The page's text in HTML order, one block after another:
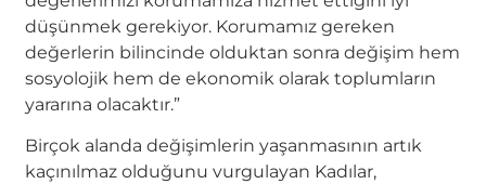
düşünmek gerekiyor. Korumamız gereken
değerlerin bilincinde olduktan sonra değişim hem
sosyolojik hem de ekonomik olarak toplumların
yararına olacaktır.”
Birçok alanda değişimlerin yaşanmasının artık
kaçınılmaz olduğunu vurgulayan Kadılar,